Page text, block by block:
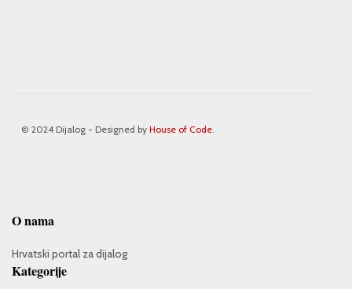
© 2024 Dijalog - Designed by House of Code
O nama
Hrvatski portal za dijalog
Kategorije